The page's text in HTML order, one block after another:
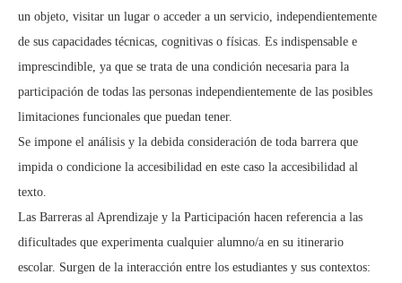
un objeto, visitar un lugar o acceder a un servicio, independientemente
de sus capacidades técnicas, cognitivas o físicas. Es indispensable e
imprescindible, ya que se trata de una condición necesaria para la
participación de todas las personas independientemente de las posibles
limitaciones funcionales que puedan tener.
Se impone el análisis y la debida consideración de toda barrera que
impida o condicione la accesibilidad en este caso la accesibilidad al
texto.
Las Barreras al Aprendizaje y la Participación hacen referencia a las
dificultades que experimenta cualquier alumno/a en su itinerario
escolar. Surgen de la interacción entre los estudiantes y sus contextos: